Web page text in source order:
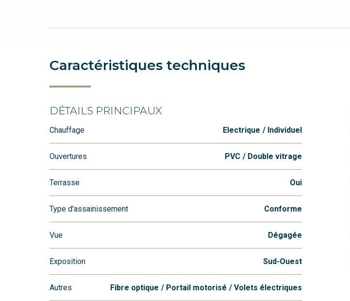
Caractéristiques techniques
DÉTAILS PRINCIPAUX
Chauffage Electrique Individuel
Ouvertures PVC Double vitrage
Terrasse Oui
Type d'assainissement Conforme
Vue Dégagée
Exposition Sud-Ouest
Autres Fibre optique Portail motorisé Volets électriques